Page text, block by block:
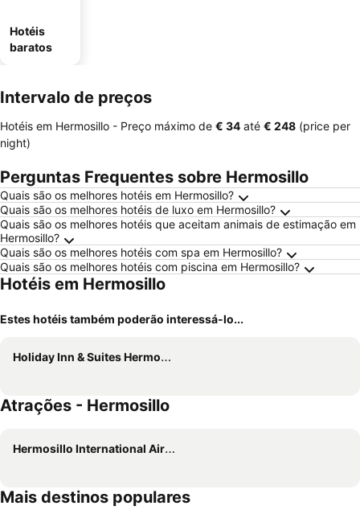
Hotéis
baratos
Intervalo de preços
Hotéis em Hermosillo - Preço máximo de ‎€ 34 até ‎€ 248 (price per
night)
Perguntas Frequentes sobre Hermosillo
Quais são os melhores hotéis em Hermosillo?
Quais são os melhores hotéis de luxo em Hermosillo?
Quais são os melhores hotéis que aceitam animais de estimação em
Hermosillo?
Quais são os melhores hotéis com spa em Hermosillo?
Quais são os melhores hotéis com piscina em Hermosillo?
Hotéis em Hermosillo
Estes hotéis também poderão interessá-lo...
Holiday Inn & Suites Hermosillo Aeropuerto By Ihg
Atrações - Hermosillo
Hermosillo International Airport
Mais destinos populares